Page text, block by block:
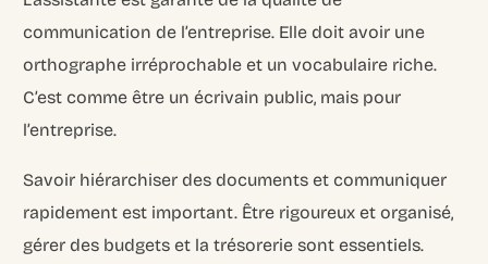
communication de l’entreprise. Elle doit avoir une
orthographe irréprochable et un vocabulaire riche.
C’est comme être un écrivain public, mais pour
l’entreprise.
Savoir hiérarchiser des documents et communiquer
rapidement est important. Être rigoureux et organisé,
gérer des budgets et la trésorerie sont essentiels.